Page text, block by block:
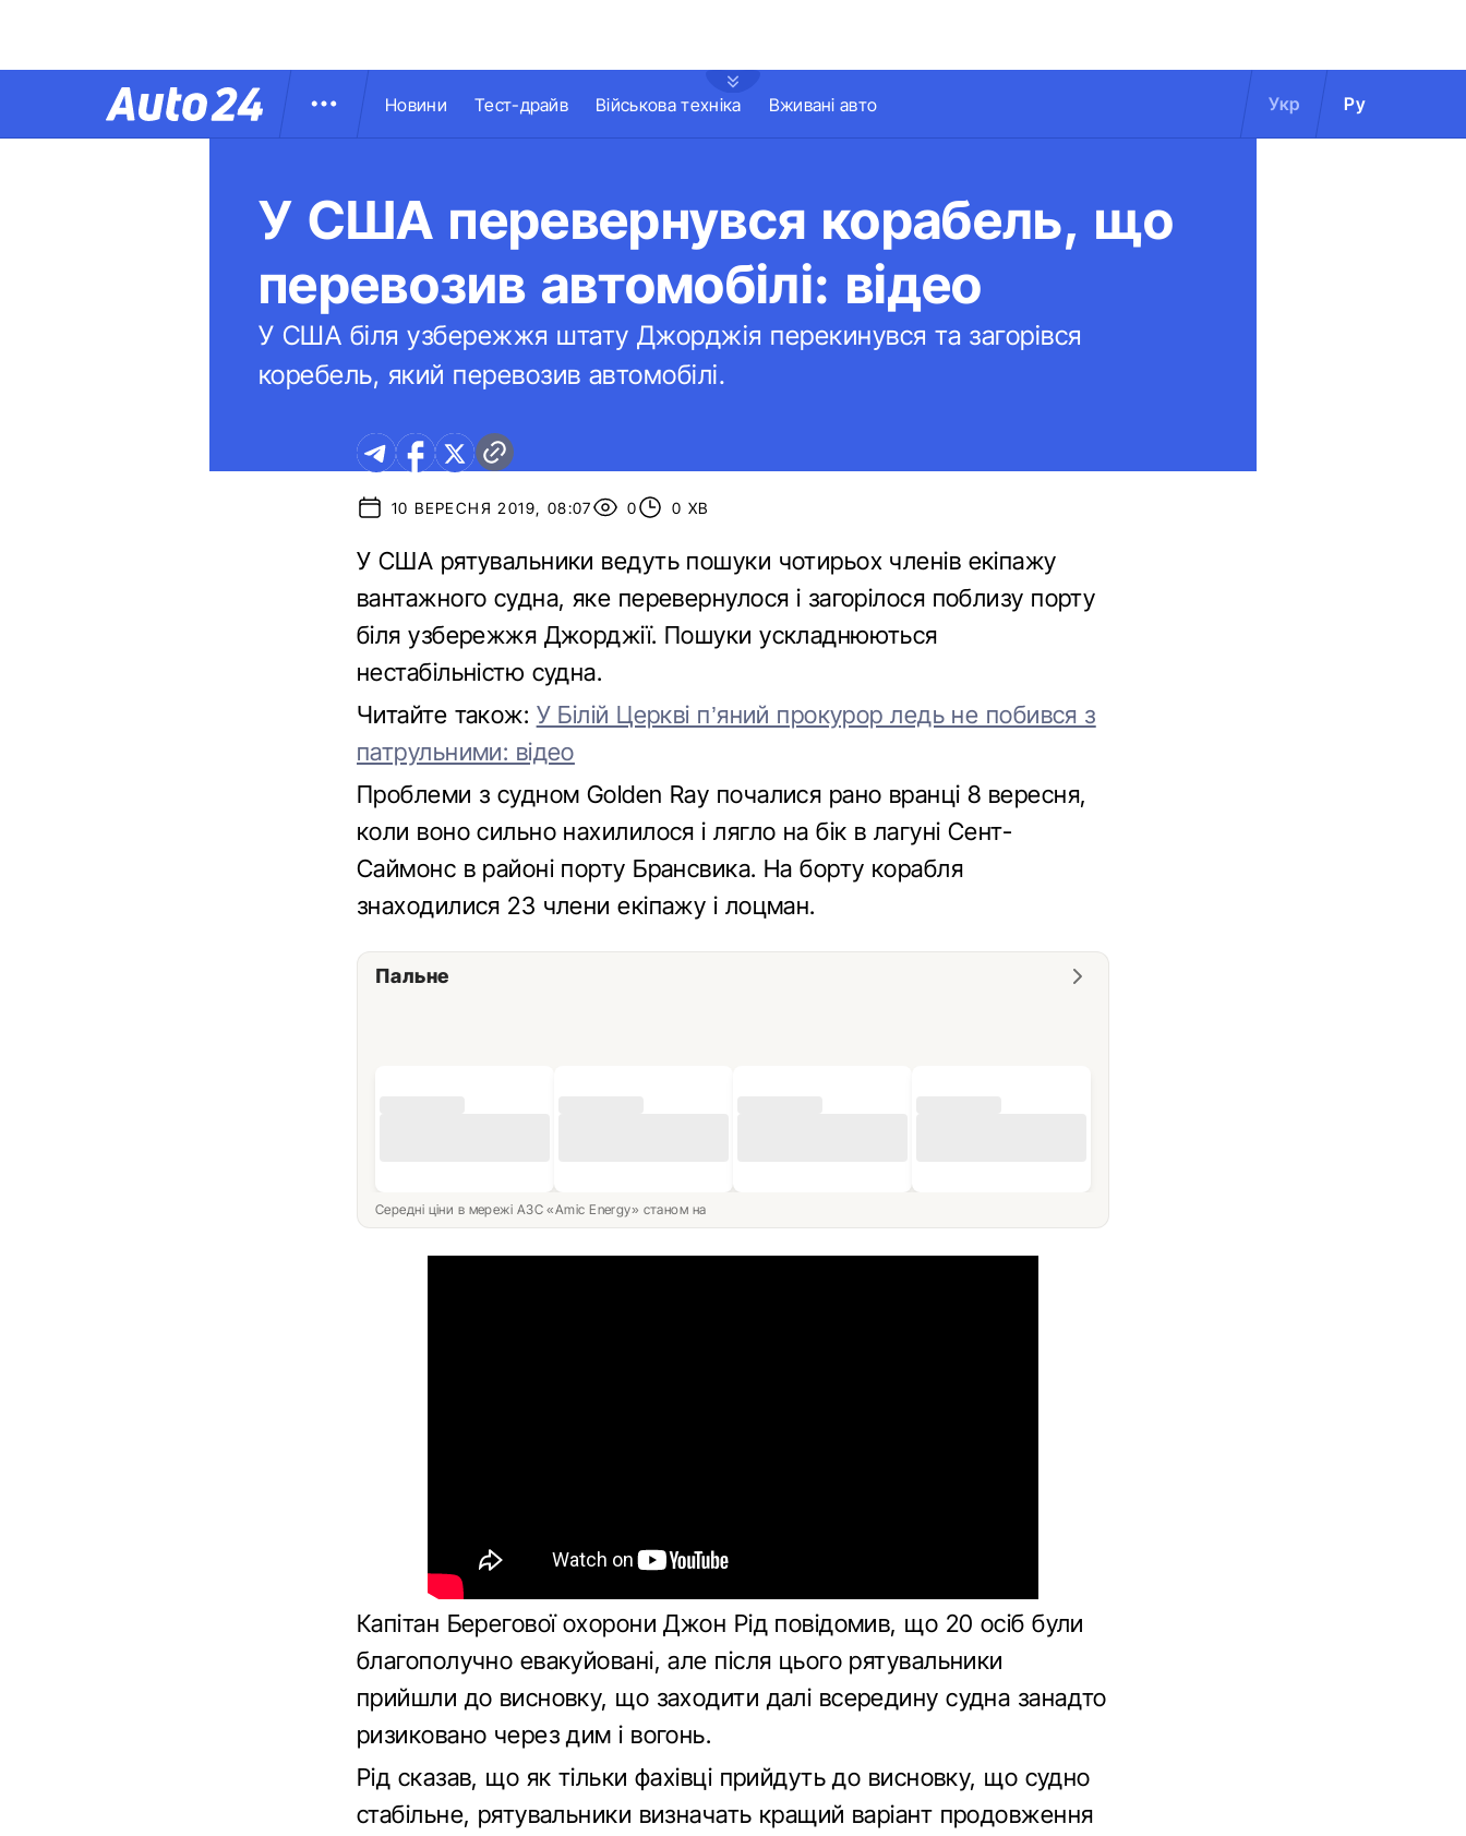
Новини Тест-драйв Військова техніка Вживані авто Укр Ру
У США перевернувся корабель, що
перевозив автомобілі: відео
У США біля узбережжя штату Джорджія перекинувся та загорівся
коребель, який перевозив автомобілі.
10 ВЕРЕСНЯ 2019, 08:07 0 0 ХВ
У США рятувальники ведуть пошуки чотирьох членів екіпажу
вантажного судна, яке перевернулося і загорілося поблизу порту
біля узбережжя Джорджії. Пошуки ускладнюються
нестабільністю судна.
Читайте також: У Білій Церкві п’яний прокурор ледь не побився з
патрульними: відео
Проблеми з судном Golden Ray почалися рано вранці 8 вересня,
коли воно сильно нахилилося і лягло на бік в лагуні Сент-
Саймонс в районі порту Брансвика. На борту корабля
знаходилися 23 члени екіпажу і лоцман.
Пальне
Середні ціни в мережі АЗС «Amic Energy» станом на
Капітан Берегової охорони Джон Рід повідомив, що 20 осіб були
благополучно евакуйовані, але після цього рятувальники
прийшли до висновку, що заходити далі всередину судна занадто
ризиковано через дим і вогонь.
Рід сказав, що як тільки фахівці прийдуть до висновку, що судно
стабільне, рятувальники визначать кращий варіант продовження